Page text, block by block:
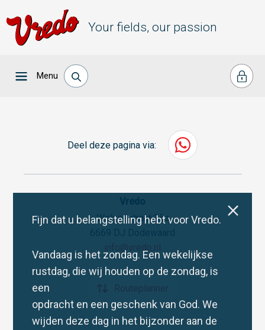
Fijn dat u belangstelling hebt voor Vredo.
Vandaag is het zondag. Een wekelijkse
rustdag, die wij houden op de zondag, is
een
opdracht en een geschenk van God. We
wijden deze dag in het bijzonder aan de
Your fields, our passion
Menu
Deel deze pagina via:
Vredo
Welysestraat 25a
6669 DJ Dodewaard